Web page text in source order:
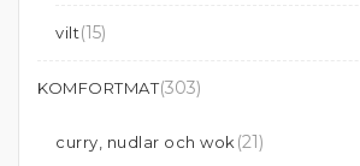
vilt(15)
KOMFORTMAT(303)
curry, nudlar och wok (21)